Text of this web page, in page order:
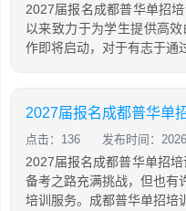
2027届报名成都普华单招
以来致力于为学生提供高
作即将启动，对于有志于通
2027届报名成都普华单
点击：136 发布时间：
2027届报名成都普华单招
备考之路充满挑战，但也有
培训服务。成都普华单招培